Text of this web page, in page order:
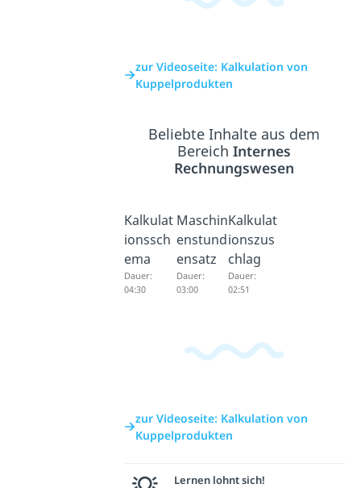
zur Videoseite: Kalkulation von
Kuppelprodukten
Beliebte Inhalte aus dem
BereichInternes
Rechnungswesen
Kalkulat
ionssch
ema
Dauer:
04:30
Maschin
enstund
ensatz
Dauer:
03:00
Kalkulat
ionszus
chlag
Dauer:
02:51
zur Videoseite: Kalkulation von
Kuppelprodukten
Lernen lohnt sich!